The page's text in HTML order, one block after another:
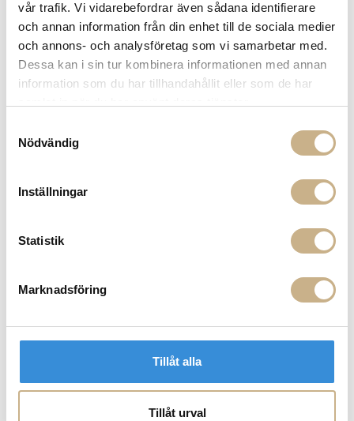
vår trafik. Vi vidarebefordrar även sådana identifierare
och annan information från din enhet till de sociala medier
och annons- och analysföretag som vi samarbetar med.
Dessa kan i sin tur kombinera informationen med annan
information som du har tillhandahållit eller som de har
Nödvändig
Inställningar
Statistik
Marknadsföring
Tillåt alla
Tillåt urval
SPECIFIKATIONER
PRODUKTVARIANTER